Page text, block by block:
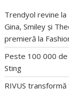
Trendyol revine la
Gina, Smiley și
premieră la
Peste 100 000 de
Sting
RIVUS